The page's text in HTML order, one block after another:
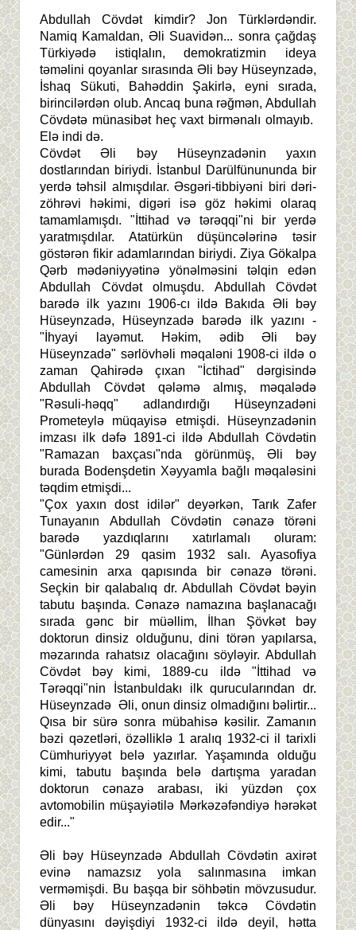
Abdullah Cövdət kimdir? Jon Türklərdəndir.
Namiq Kamaldan, Əli Suavidən... sonra çağdaş
Türkiyədə istiqlalın, demokratizmin ideya
təməlini qoyanlar sırasında Əli bəy Hüseynzadə,
İshaq Sükuti, Bahəddin Şakirlə, eyni sırada,
birincilərdən olub. Ancaq buna rəğmən, Abdullah
Cövdətə münasibət heç vaxt birmənalı olmayıb.
Elə indi də.
Cövdət Əli bəy Hüseynzadənin yaxın
dostlarından biriydi. İstanbul Darülfünununda bir
yerdə təhsil almışdılar. Əsgəri-tibbiyəni biri dəri-
zöhrəvi həkimi, digəri isə göz həkimi olaraq
tamamlamışdı. "İttihad və tərəqqi"ni bir yerdə
yaratmışdılar. Atatürkün düşüncələrinə təsir
göstərən fikir adamlarından biriydi. Ziya Gökalpa
Qərb mədəniyyətinə yönəlməsini təlqin edən
Abdullah Cövdət olmuşdu. Abdullah Cövdət
barədə ilk yazını 1906-cı ildə Bakıda Əli bəy
Hüseynzadə, Hüseynzadə barədə ilk yazını -
"İhyayi layəmut. Həkim, ədib Əli bəy
Hüseynzadə" sərlövhəli məqaləni 1908-ci ildə o
zaman Qahirədə çıxan "İctihad" dərgisində
Abdullah Cövdət qələmə almış, məqalədə
"Rəsuli-həqq" adlandırdığı Hüseynzadəni
Prometeylə müqayisə etmişdi. Hüseynzadənin
imzası ilk dəfə 1891-ci ildə Abdullah Cövdətin
"Ramazan baxçası"nda görünmüş, Əli bəy
burada Bodenşdetin Xəyyamla bağlı məqaləsini
təqdim etmişdi...
"Çox yaxın dost idilər" deyərkən, Tarık Zafer
Tunayanın Abdullah Cövdətin cənazə törəni
barədə yazdıqlarını xatırlamalı oluram:
"Günlərdən 29 qasim 1932 salı. Ayasofiya
camesinin arxa qapısında bir cənazə törəni.
Seçkin bir qalabalıq dr. Abdullah Cövdət bəyin
tabutu başında. Cənazə namazına başlanacağı
sırada gənc bir müəllim, İlhan Şövkət bəy
doktorun dinsiz olduğunu, dini törən yapılarsa,
məzarında rahatsız olacağını söyləyir. Abdullah
Cövdət bəy kimi, 1889-cu ildə "İttihad və
Tərəqqi"nin İstanbuldakı ilk qurucularından dr.
Hüseynzadə Əli, onun dinsiz olmadığını bəlirtir...
Qısa bir sürə sonra mübahisə kəsilir. Zamanın
bəzi qəzetləri, özəlliklə 1 aralıq 1932-ci il tarixli
Cümhuriyyət belə yazırlar. Yaşamında olduğu
kimi, tabutu başında belə dartışma yaradan
doktorun cənazə arabası, iki yüzdən çox
avtomobilin müşayiətilə Mərkəzəfəndiyə hərəkət
edir..."
Əli bəy Hüseynzadə Abdullah Cövdətin axirət
evinə namazsız yola salınmasına imkan
verməmişdi. Bu başqa bir söhbətin mövzusudur.
Əli bəy Hüseynzadənin təkcə Cövdətin
dünyasını dəyişdiyi 1932-ci ildə deyil, hətta